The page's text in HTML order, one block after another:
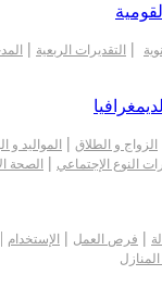
| التقديرات الربعية |
الزواج و الطلاق | المواليد و
النوع الإجتماعي | الصحة
| فرص العمل | الإستخدام |